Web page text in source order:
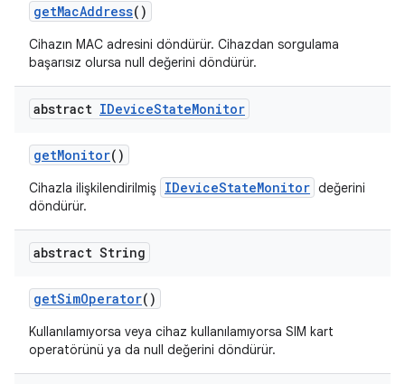
getMacAddress()
Cihazın MAC adresini döndürür. Cihazdan sorgulama
başarısız olursa null değerini döndürür.
abstract IDeviceStateMonitor
getMonitor()
Cihazla ilişkilendirilmiş IDeviceStateMonitor değerini
döndürür.
abstract String
getSimOperator()
Kullanılamıyorsa veya cihaz kullanılamıyorsa SIM kart
operatörünü ya da null değerini döndürür.